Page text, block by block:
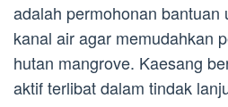
adalah permohonan bantuan
kanal air agar memudahkan
hutan mangrove. Kaesang
aktif terlibat dalam tindak